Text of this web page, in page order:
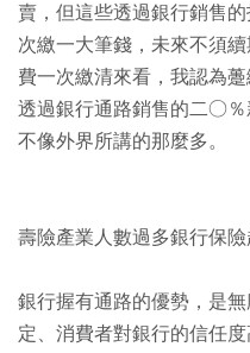
賣，但這些透過銀行銷售
次繳一大筆錢，未來不須
費一次繳清來看，我認為
透過銀行通路銷售的二○％
不像外界所講的那麼多。
壽險產業人數過多銀行保
銀行握有通路的優勢，是
定、消費者對銀行的信任